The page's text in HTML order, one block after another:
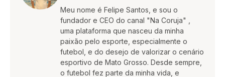
Meu nome é Felipe Santos, e sou o
fundador e CEO do canal "Na Coruja" ,
uma plataforma que nasceu da minha
paixão pelo esporte, especialmente o
futebol, e do desejo de valorizar o cenário
esportivo de Mato Grosso. Desde sempre,
o futebol fez parte da minha vida, e